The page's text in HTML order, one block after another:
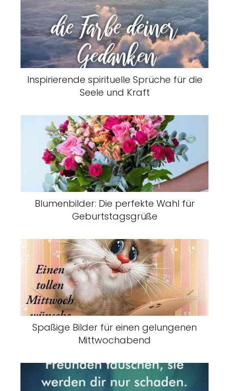
Inspirierende spirituelle Sprüche für die
Seele und Kraft
Blumenbilder: Die perfekte Wahl für
Geburtstagsgrüße
Spaßige Bilder für einen gelungenen
Mittwochabend